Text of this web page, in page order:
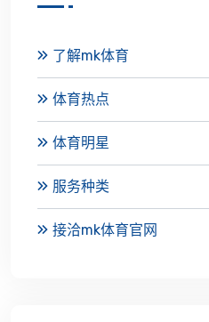
了解mk体育
体育热点
体育明星
服务种类
接洽mk体育官网